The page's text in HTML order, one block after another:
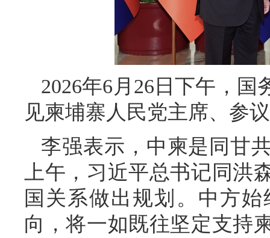
2026年6月26日下午，
见柬埔寨人民党主席、参
李强表示，中柬是同甘
上午，习近平总书记同洪
国关系做出规划。中方
向，将一如既往坚定支持